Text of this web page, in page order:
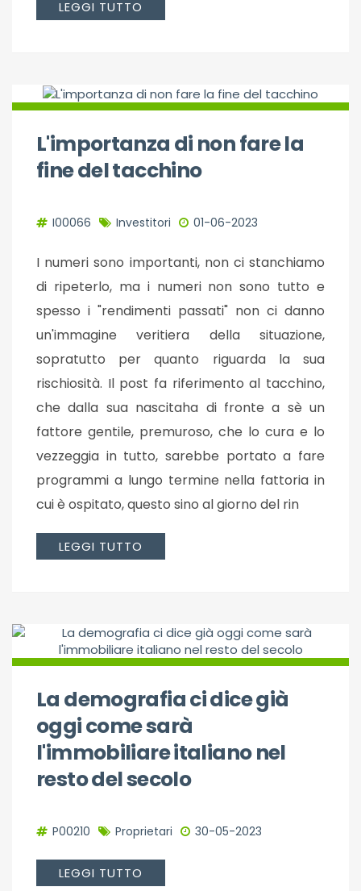
LEGGI TUTTO
L'importanza di non fare la
fine del tacchino
I00066 Investitori 01-06-2023
I numeri sono importanti, non ci stanchiamo
di ripeterlo, ma i numeri non sono tutto e
spesso i "rendimenti passati" non ci danno
un'immagine veritiera della situazione,
sopratutto per quanto riguarda la sua
rischiosità. Il post fa riferimento al tacchino,
che dalla sua nascitaha di fronte a sè un
fattore gentile, premuroso, che lo cura e lo
vezzeggia in tutto, sarebbe portato a fare
programmi a lungo termine nella fattoria in
cui è ospitato, questo sino al giorno del rin
LEGGI TUTTO
La demografia ci dice già
oggi come sarà
l'immobiliare italiano nel
resto del secolo
P00210 Proprietari 30-05-2023
LEGGI TUTTO